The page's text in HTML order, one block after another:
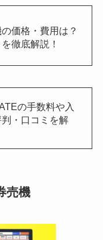
価格・費用は？
徹底解説！
の手数料や入
・口コミを解
売機